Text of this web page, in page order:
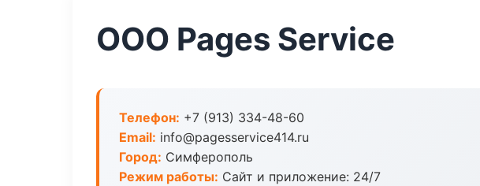
ООО Pages Service
Телефон: +7 (913) 334-48-60
Email: info@pagesservice414.ru
Город: Симферополь
Режим работы: Сайт и приложение: 24/7